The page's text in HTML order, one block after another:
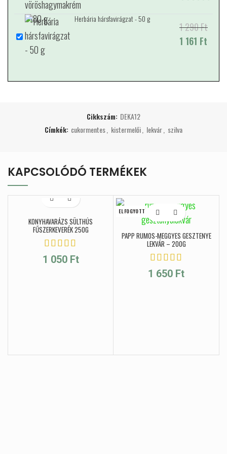
Herbária hársfavirágzat - 50 g
1 290Ft
Original price
was: 1 290 Ft.
1 161 Ft
Current price
is: 1 161 Ft.
Cikkszám: DEKA12
Címkék: cukormentes kistermelői lekvár szilva
KAPCSOLÓDÓ TERMÉKEK
KONYHAVARÁZS SÜLTHÚS
FŰSZERKEVERÉK 250G
1 050 Ft
ELFOGYOTT
PAPP RUMOS-MEGGYES GESZTENYE
LEKVÁR – 200G
1 650 Ft